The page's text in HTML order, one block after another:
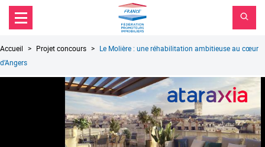
Aller au contenu principal
Aller au menu principal
Aller à la recherche
FPI
France
Accueil Projet concours
Le Molière : une réhabilitation ambitieuse au cœur
d’Angers